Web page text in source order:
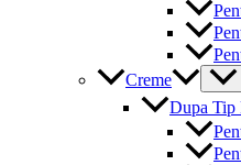
Creme
Menu
Dupa Tip